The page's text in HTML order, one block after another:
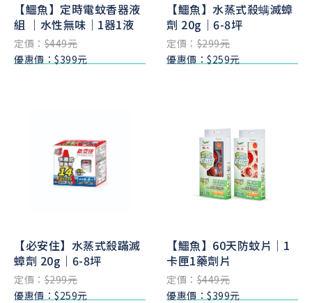
【鱷魚】定時電蚊香器液
組 ｜水性無味｜1器1液
定價：$449元
優惠價：$399元
【鱷魚】水蒸式殺螨滅蟑
劑 20g｜6-8坪
定價：$299元
優惠價：$259元
【必安住】水蒸式殺蹣滅
蟑劑 20g｜6-8坪
定價：$299元
優惠價：$259元
【鱷魚】60天防蚊片｜1
卡匣1藥劑片
定價：$449元
優惠價：$399元